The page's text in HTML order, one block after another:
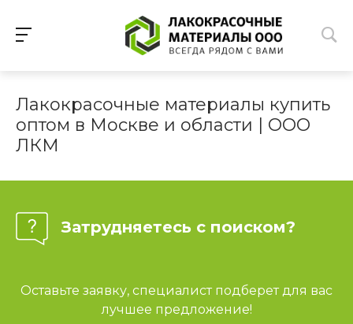
Лакокрасочные материалы купить
оптом в Москве и области | ООО
ЛКМ
Затрудняетесь с поиском?
Оставьте заявку, специалист подберет для вас
лучшее предложение!